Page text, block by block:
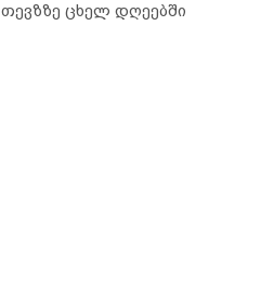
თევზზე ცხელ დღეებში